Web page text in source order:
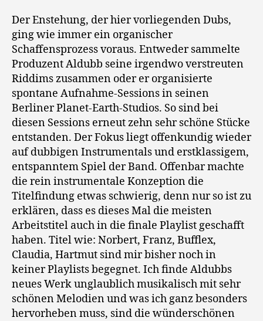
Der Enstehung, der hier vorliegenden Dubs,
ging wie immer ein organischer
Schaffensprozess voraus. Entweder sammelte
Produzent Aldubb seine irgendwo verstreuten
Riddims zusammen oder er organisierte
spontane Aufnahme-Sessions in seinen
Berliner Planet-Earth-Studios. So sind bei
diesen Sessions erneut zehn sehr schöne Stücke
entstanden. Der Fokus liegt offenkundig wieder
auf dubbigen Instrumentals und erstklassigem,
entspanntem Spiel der Band. Offenbar machte
die rein instrumentale Konzeption die
Titelfindung etwas schwierig, denn nur so ist zu
erklären, dass es dieses Mal die meisten
Arbeitstitel auch in die finale Playlist geschafft
haben. Titel wie: Norbert, Franz, Bufflex,
Claudia, Hartmut sind mir bisher noch in
keiner Playlists begegnet. Ich finde Aldubbs
neues Werk unglaublich musikalisch mit sehr
schönen Melodien und was ich ganz besonders
hervorheben muss, sind die wünderschönen